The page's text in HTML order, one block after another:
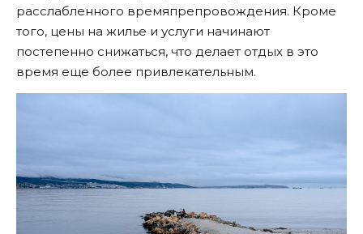
расслабленного времяпрепровождения. Кроме
того, цены на жилье и услуги начинают
постепенно снижаться, что делает отдых в это
время еще более привлекательным.